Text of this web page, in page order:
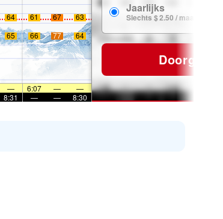
64 61 67
63
65 66 77 64
— 6:07 —
—
8:31 — — 8:30
Jaarlijks
Slechts $ 2.50 / maand
Doorgaan